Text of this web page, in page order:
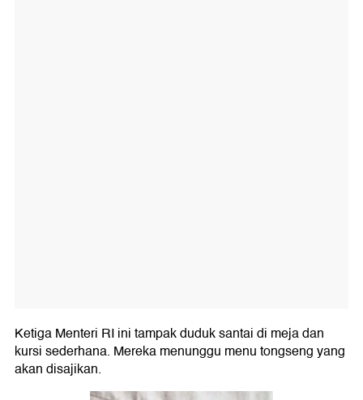
Ketiga Menteri RI ini tampak duduk santai di meja dan
kursi sederhana. Mereka menunggu menu tongseng yang
akan disajikan.